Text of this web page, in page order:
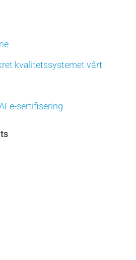
kvalitetssystemet vårt
sertifisering